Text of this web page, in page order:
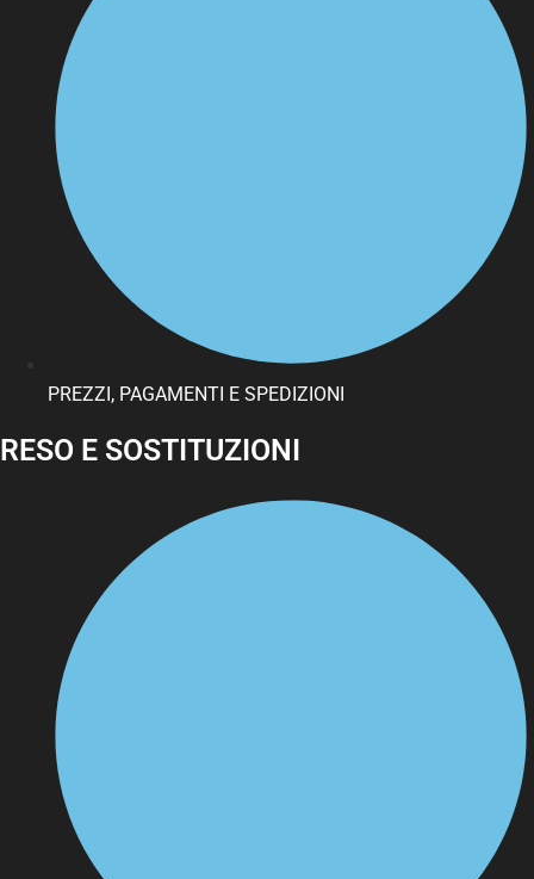
PREZZI, PAGAMENTI E SPEDIZIONI
RESO E SOSTITUZIONI